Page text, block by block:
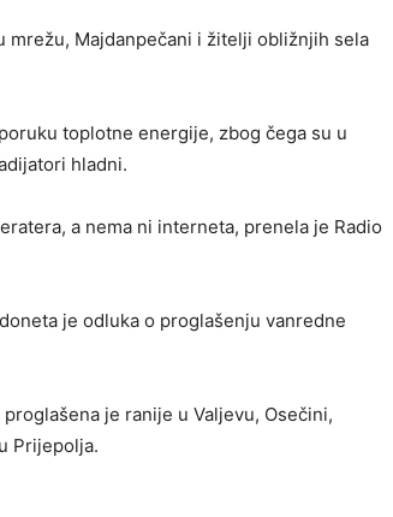
Majdanpečani i žitelji obližnjih sela
toplotne energije, zbog čega su u
hladni.
a nema ni interneta, prenela je Radio
je odluka o proglašenju vanredne
je ranije u Valjevu, Osečini,
Prijepolja.